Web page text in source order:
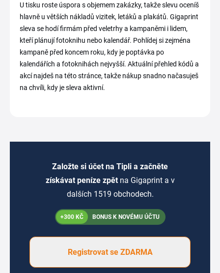
U tisku roste úspora s objemem zakázky, takže slevu oceníš
hlavně u větších nákladů vizitek, letáků a plakátů. Gigaprint
sleva se hodí firmám před veletrhy a kampaněmi i lidem,
kteří plánují fotoknihu nebo kalendář. Pohlídej si zejména
kampaně před koncem roku, kdy je poptávka po
kalendářích a fotoknihách nejvyšší. Aktuální přehled kódů a
akcí najdeš na této stránce, takže nákup snadno načasuješ
na chvíli, kdy je sleva aktivní.
Založte si účet na Tipli a začněte
získávat peníze zpět na Gigaprint a v
dalších 1519 obchodech.
+300 KČ BONUS K NOVÉMU ÚČTU
Registrovat se ZDARMA